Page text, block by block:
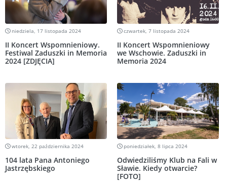
niedziela, 17 listopada 2024
II Koncert Wspomnieniowy.
Festiwal Zaduszki in Memoria
2024 [ZDJĘCIA]
czwartek, 7 listopada 2024
II Koncert Wspomnieniowy
we Wschowie. Zaduszki in
Memoria 2024
wtorek, 22 października 2024
104 lata Pana Antoniego
Jastrzębskiego
poniedziałek, 8 lipca 2024
Odwiedziliśmy Klub na Fali w
Sławie. Kiedy otwarcie?
[FOTO]